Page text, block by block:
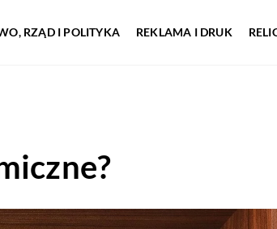
RZĄD I POLITYKA REKLAMA I DRUK